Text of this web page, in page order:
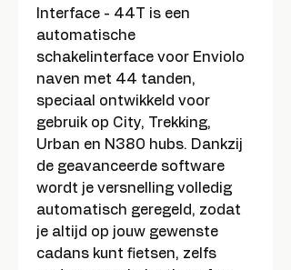
Interface - 44T is een
automatische
schakelinterface voor Enviolo
naven met 44 tanden,
speciaal ontwikkeld voor
gebruik op City, Trekking,
Urban en N380 hubs. Dankzij
de geavanceerde software
wordt je versnelling volledig
automatisch geregeld, zodat
je altijd op jouw gewenste
cadans kunt fietsen, zelfs